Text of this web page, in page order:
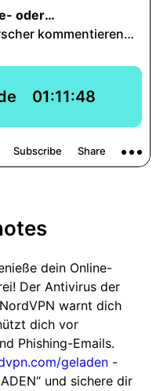
dein Online-
Der Antivirus der
warnt dich
dich vor
Phishing-Emails.
geladen -
und sichere dir